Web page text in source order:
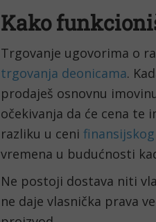
Kako
Trgovanje ugovorima o
trgovanja deonicama.
prodaješ osnovnu
očekivanja da će cena te
razliku u ceni
vremena u budućnosti
Ne postoji dostava niti
ne daje vlasnička prava